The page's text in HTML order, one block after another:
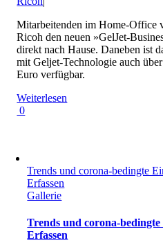
Mitarbeitenden im Home-Office
Ricoh den neuen »GelJet-
direkt nach Hause. Daneben ist
mit Geljet-Technologie auch
Euro verfügbar.
Weiterlesen
0
Trends und corona-bedingte
Erfassen
Gallerie
Trends und corona-
Erfassen